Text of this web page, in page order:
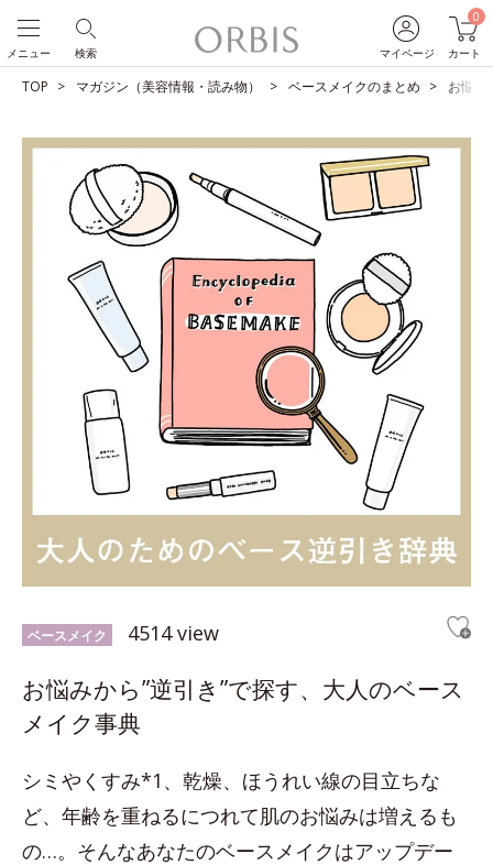
マイページ
0
カート
検索
メニュー
TOP マガジン（美容情報・読み物） ベースメイクのまとめ お悩み
ベースメイク 4514 view
お悩みから”逆引き”で探す、大人のベース
メイク事典
シミやくすみ*1、乾燥、ほうれい線の目立ちな
ど、年齢を重ねるにつれて肌のお悩みは増えるも
の…。そんなあなたのベースメイクはアップデー